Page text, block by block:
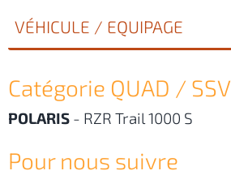
VÉHICULE / EQUIPAGE
Catégorie QUAD / SSV
POLARIS - RZR Trail 1000 S
Pour nous suivre